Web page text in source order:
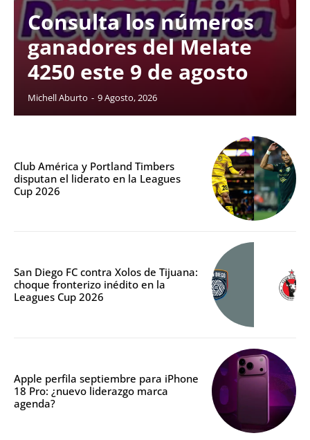
Consulta los números
ganadores del Melate
4250 este 9 de agosto
Michell Aburto - 9 Agosto, 2026
Club América y Portland Timbers
disputan el liderato en la Leagues
Cup 2026
San Diego FC contra Xolos de Tijuana:
choque fronterizo inédito en la
Leagues Cup 2026
Apple perfila septiembre para iPhone
18 Pro: ¿nuevo liderazgo marca
agenda?